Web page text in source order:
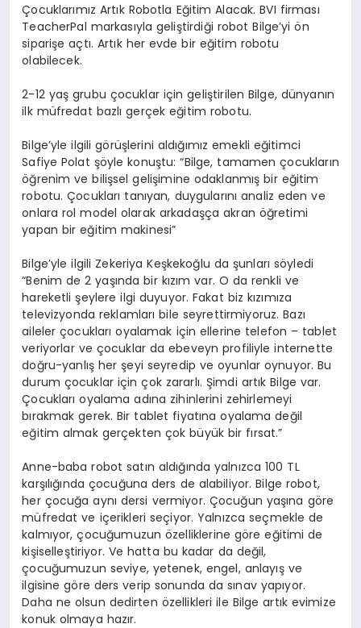
Çocuklarımız Artık Robotla Eğitim Alacak. BVI firması
TeacherPal markasıyla geliştirdiği robot Bilge’yi ön
siparişe açtı. Artık her evde bir eğitim robotu
olabilecek.
2-12 yaş grubu çocuklar için geliştirilen Bilge, dünyanın
ilk müfredat bazlı gerçek eğitim robotu.
Bilge’yle ilgili görüşlerini aldığımız emekli eğitimci
Safiye Polat şöyle konuştu: “Bilge, tamamen çocukların
öğrenim ve bilişsel gelişimine odaklanmış bir eğitim
robotu. Çocukları tanıyan, duygularını analiz eden ve
onlara rol model olarak arkadaşça akran öğretimi
yapan bir eğitim makinesi”
Bilge’yle ilgili Zekeriya Keşkekoğlu da şunları söyledi
“Benim de 2 yaşında bir kızım var. O da renkli ve
hareketli şeylere ilgi duyuyor. Fakat biz kızımıza
televizyonda reklamları bile seyrettirmiyoruz. Bazı
aileler çocukları oyalamak için ellerine telefon – tablet
veriyorlar ve çocuklar da ebeveyn profiliyle internette
doğru-yanlış her şeyi seyredip ve oyunlar oynuyor. Bu
durum çocuklar için çok zararlı. Şimdi artık Bilge var.
Çocukları oyalama adına zihinlerini zehirlemeyi
bırakmak gerek. Bir tablet fiyatına oyalama değil
eğitim almak gerçekten çok büyük bir fırsat.”
Anne-baba robot satın aldığında yalnızca 100 TL
karşılığında çocuğuna ders de alabiliyor. Bilge robot,
her çocuğa aynı dersi vermiyor. Çocuğun yaşına göre
müfredat ve içerikleri seçiyor. Yalnızca seçmekle de
kalmıyor, çocuğumuzun özelliklerine göre eğitimi de
kişiselleştiriyor. Ve hatta bu kadar da değil,
çocuğumuzun seviye, yetenek, engel, anlayış ve
ilgisine göre ders verip sonunda da sınav yapıyor.
Daha ne olsun dedirten özellikleri ile Bilge artık evimize
konuk olmaya hazır.